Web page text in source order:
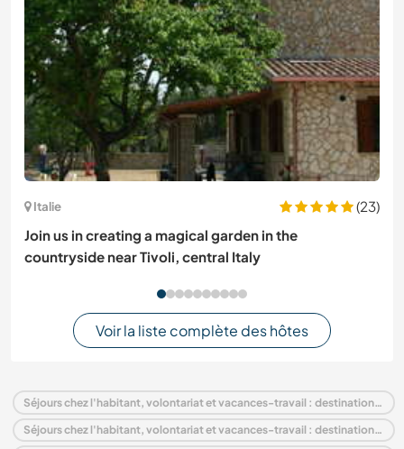
Italie
(23)
Join us in creating a magical garden in the
countryside near Tivoli, central Italy
Voir la liste complète des hôtes
Séjours chez l'habitant, volontariat et vacances-travail : destination Italie
Séjours chez l'habitant, volontariat et vacances-travail : destination Europe